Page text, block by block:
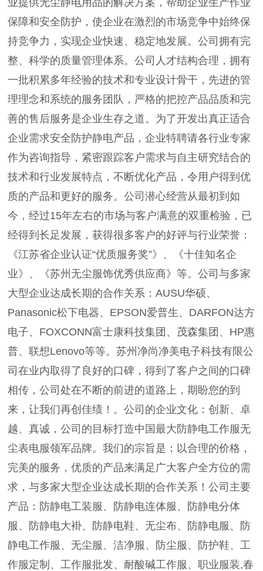
保障和安全防护，使企业在激烈的市场竞争中始终保
持竞争力，实现企业快速、稳定地发展。公司拥有完
整、科学的质量管理体系。公司人才结构合理，拥有
一批积累多年经验的技术和专业设计骨干，先进的管
理理念和系统的服务团队，严格的把控产品品质和完
善的售后服务是企业生存之道。为了开发出真正适合
企业需求安全防护静电产品，企业特聘请各行业专家
作为咨询指导，紧密跟踪客户需求与自主研究结合的
技术和行业发展特点，不断优化产品，令用户得到优
质的产品和更好的服务。公司潜心经营从最初到如
今，经过15年左右的市场与客户满意的双重检验，已
经得到长足发展，获得很多客户的好评与行业荣誉：
《江苏省企业认证“优质服务奖”》、《十佳知名企
业》、《苏州无尘服饰优秀供应商》等。公司与多家
大型企业达成长期的合作关系：AUSU华硕、
Panasonic松下电器、EPSON爱普生、DARFON达方
电子、FOXCONN富士康科技集团、茂森集团、HP惠
普、联想Lenovo等等。苏州净尚净美电子科技有限公
司在业内取得了良好的口碑，得到了客户之间的口碑
相传，公司处在不断的前进的道路上，期盼您的到
来，让我们再创佳绩！。公司的企业文化：创新、卓
越、真诚，公司的目标打造中国最大防静电工作服无
尘表电服领军品牌。我们的宗旨是：以合理的价格，
完美的服务，优质的产品来满足广大客户全方位的需
求，与多家大型企业达成长期的合作关系！公司主要
产品：防静电工装服、防静电连体服、防静电分体
服、防静电大褂、防静电鞋、无尘布、防静电服、防
静电工作服、无尘服、洁净服、防尘服、防护鞋、工
作服定制、工作服批发、耐酸碱工作服、职业服装,春